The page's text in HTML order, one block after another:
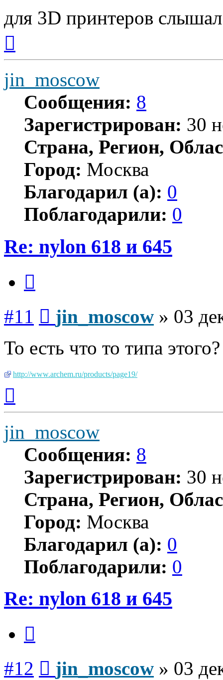
для 3D принтеров
началу
jin_moscow
Сообщения: 8
Зарегистрирован: 30
Страна, Регион,
Город: Москва
Благодарил (а): 0
Поблагодарили: 0
Re: nylon 618 и 645
#11 jin_moscow » 03
То есть что то типа этого?
http://www.archem.ru/products/page19/
началу
jin_moscow
Сообщения: 8
Зарегистрирован: 30
Страна, Регион,
Город: Москва
Благодарил (а): 0
Поблагодарили: 0
Re: nylon 618 и 645
#12 jin_moscow » 03